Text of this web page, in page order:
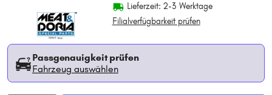
Lieferzeit: 2-3 Werktage
Filialverfügbarkeit prüfen
Passgenauigkeit prüfen
Fahrzeug auswählen